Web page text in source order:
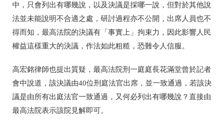
中，只會列出有哪幾說，以及決議是採哪一說，但對於其他說
法並未能說明不合適之處，研討過程亦不公開，出席人員也不
得而知，最高法院的決議有「事實上」拘束力，因此影響人民
權益這樣重大的決議，作法如此粗糙，恐難令人信服。
高宏銘律師也提出質疑，最高法院刑一庭庭長花滿堂曾於記者
會中說道，該決議由40位刑庭法官出席，並一致通過，若該決
議是由所有出庭法官一致通過，又何必列出有哪幾說？直接由
最高法院表示該院見解即可。